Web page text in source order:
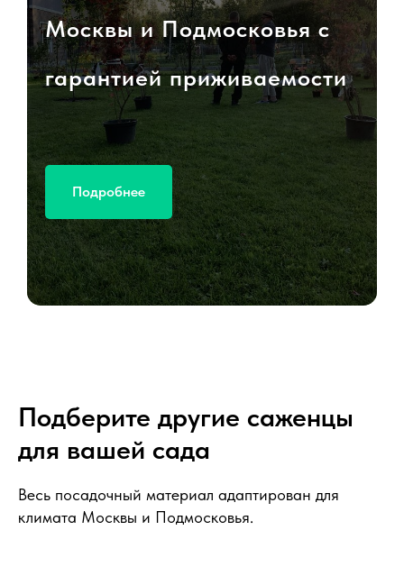
Москвы и Подмосковья с
гарантией приживаемости
Подробнее
Подберите другие саженцы
для вашей сада
Весь посадочный материал адаптирован для
климата Москвы и Подмосковья.